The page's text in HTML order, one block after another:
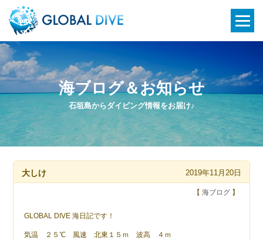
石垣島からダイビング情報をお届け♪
海ブログ＆お知らせ
大しけ 2019年11月20日
【 海ブログ】
GLOBAL DIVE 海日記です！
気温 ２５℃ 風速 北東１５ｍ 波高 ４ｍ